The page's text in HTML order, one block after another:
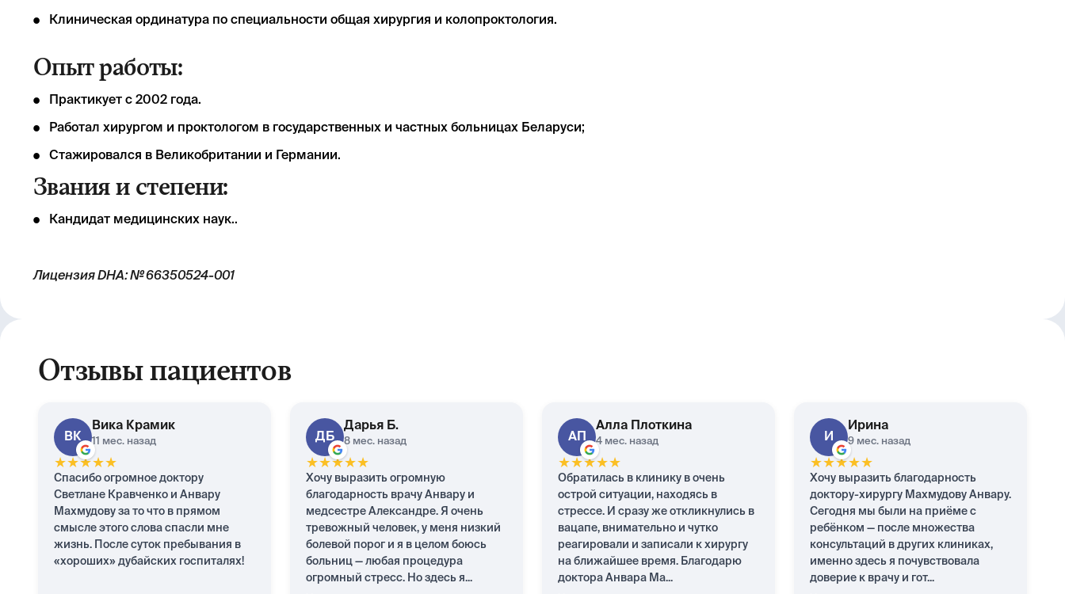
Клиническая ординатура по специальности общая хирургия и колопроктология.
Опыт работы:
Практикует с 2002 года.
Работал хирургом и проктологом в государственных и частных больницах Беларуси;
Стажировался в Великобритании и Германии.
Звания и степени:
Кандидат медицинских наук..
Лицензия DHA: № 66350524-001
Отзывы пациентов
ВК
Вика Крамик
11 мес. назад
★★★★★
Спасибо огромное доктору
Светлане Кравченко и Анвару
Махмудову за то что в прямом
смысле этого слова спасли мне
жизнь. После суток пребывания в
«хороших» дубайских госпиталях!
ДБ
Дарья Б.
8 мес. назад
★★★★★
Хочу выразить огромную
благодарность врачу Анвару и
медсестре Александре. Я очень
тревожный человек, у меня низкий
болевой порог и я в целом боюсь
больниц — любая процедура
огромный стресс. Но здесь я...
АП
Алла Плоткина
4 мес. назад
★★★★★
Обратилась в клинику в очень
острой ситуации, находясь в
стрессе. И сразу же откликнулись в
вацапе, внимательно и чутко
реагировали и записали к хирургу
на ближайшее время. Благодарю
доктора Анвара Ма...
И
Ирина
9 мес. назад
★★★★★
Хочу выразить благодарность
доктору-хирургу Махмудову Анвару.
Сегодня мы были на приёме с
ребёнком — после множества
консультаций в других клиниках,
именно здесь я почувствовала
доверие к врачу и гот...